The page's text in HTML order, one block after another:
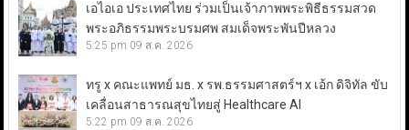
เอไอเอ ประเทศไทย ร่วมเป็นเจ้าภาพพระพิธีธรรมสวด
พระอภิธรรมพระบรมศพ สมเด็จพระพันปีหลวง
5:25 pm 09 ส.ค. 2026
ทรู x คณะแพทย์ มธ. x รพ.ธรรมศาสตร์ฯ x เอ้ก ดิจิทัล ขับ
เคลื่อนสาธารณสุขไทยสู่ Healthcare AI
5:22 pm 09 ส.ค. 2026